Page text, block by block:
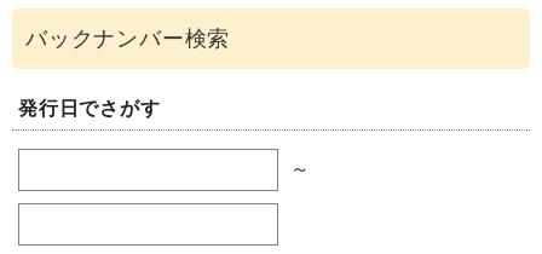
発行日でさがす
～